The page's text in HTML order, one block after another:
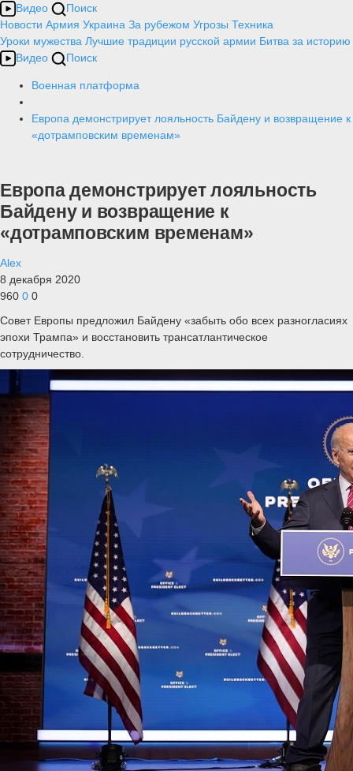
Видео
Поиск
Новости Армия Украина За рубежом Угрозы Техника
Уроки мужества Лучшие традиции русской армии Битва за историю
Видео
Поиск
Военная платформа
Европа демонстрирует лояльность Байдену и возвращение к
«дотрамповским временам»
Европа демонстрирует лояльность
Байдену и возвращение к
«дотрамповским временам»
Alex
8 декабря 2020
960 0 0
Совет Европы предложил Байдену «забыть обо всех разногласиях
эпохи Трампа» и восстановить трансатлантическое
сотрудничество.